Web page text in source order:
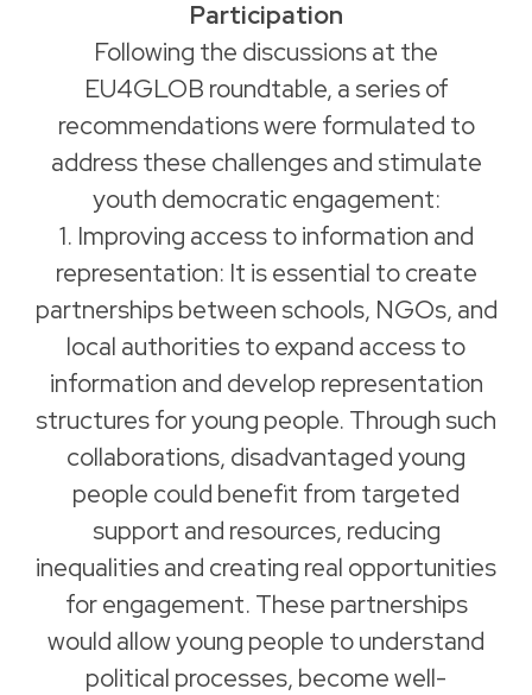
Participation
Following the discussions at the
EU4GLOB roundtable, a series of
recommendations were formulated to
address these challenges and stimulate
youth democratic engagement:
1. Improving access to information and
representation: It is essential to create
partnerships between schools, NGOs, and
local authorities to expand access to
information and develop representation
structures for young people. Through such
collaborations, disadvantaged young
people could benefit from targeted
support and resources, reducing
inequalities and creating real opportunities
for engagement. These partnerships
would allow young people to understand
political processes, become well-